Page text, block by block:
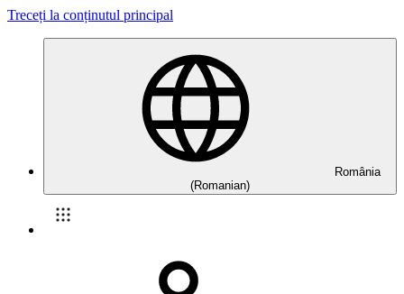
Treceți la conținutul principal
România
(Romanian)